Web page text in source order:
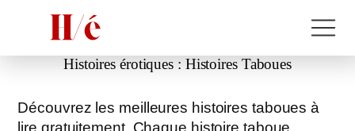
Histoires érotiques : Histoires Taboues
Découvrez les meilleures histoires taboues à
lire gratuitement. Chaque histoire taboue